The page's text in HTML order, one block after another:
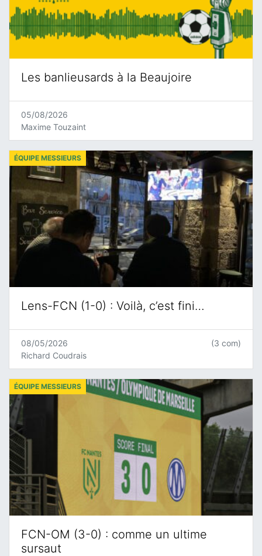
Les banlieusards à la Beaujoire
05/08/2026
Maxime Touzaint
Lens-FCN (1-0) : Voilà, c’est fini…
ÉQUIPE MESSIEURS
08/05/2026
Richard Coudrais
(3 com)
FCN-OM (3-0) : comme un ultime
sursaut
ÉQUIPE MESSIEURS